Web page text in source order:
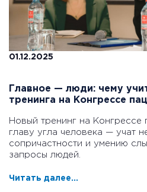
01.12.2025
Главное — люди: чему
тренинга на Конгрессе
Новый тренинг на Конгрессе
главу угла человека — учат
сопричастности и умению
запросы людей.
Читать далее...